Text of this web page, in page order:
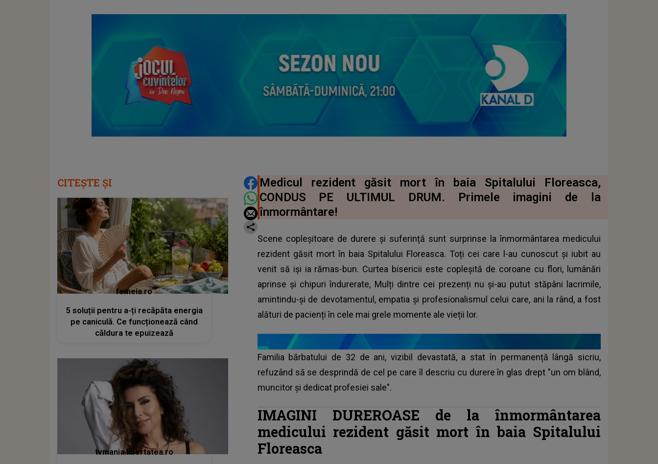
DISTRIBUIE ARTICOLUL
Medicul rezident găsit mort în baia Spitalului Floreasca,
CONDUS PE ULTIMUL DRUM. Primele imagini de la
înmormântare!
Scene copleșitoare de durere și suferință sunt surprinse la înmormântarea medicului
rezident găsit mort în baia Spitalului Floreasca. Toți cei care l-au cunoscut și iubit au
venit să iși ia rămas-bun. Curtea bisericii este copleșită de coroane cu flori, lumânări
aprinse și chipuri îndurerate, Mulți dintre cei prezenți nu și-au putut stăpâni lacrimile,
amintindu-și de devotamentul, empatia și profesionalismul celui care, ani la rând, a fost
alături de pacienți în cele mai grele momente ale vieții lor.
Familia bărbatului de 32 de ani, vizibil devastată, a stat în permanență lângă sicriu,
refuzând să se desprindă de cel pe care îl descriu cu durere în glas drept "un om blând,
muncitor și dedicat profesiei sale".
IMAGINI DUREROASE de la înmormântarea
medicului rezident găsit mort în baia Spitalului
Floreasca
CITEȘTE ȘI
femeia.ro
5 soluții pentru a-ți recăpăta energia
pe caniculă. Ce funcționează când
căldura te epuizează
tvmania.libertatea.ro